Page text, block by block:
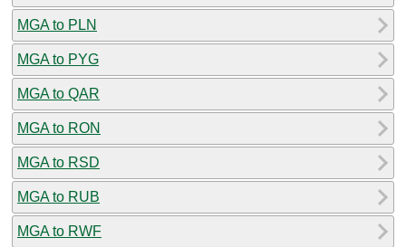
MGA to PLN
MGA to PYG
MGA to QAR
MGA to RON
MGA to RSD
MGA to RUB
MGA to RWF